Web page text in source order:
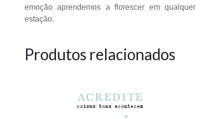
emoção aprendemos a florescer em qualquer
estação.
Produtos relacionados